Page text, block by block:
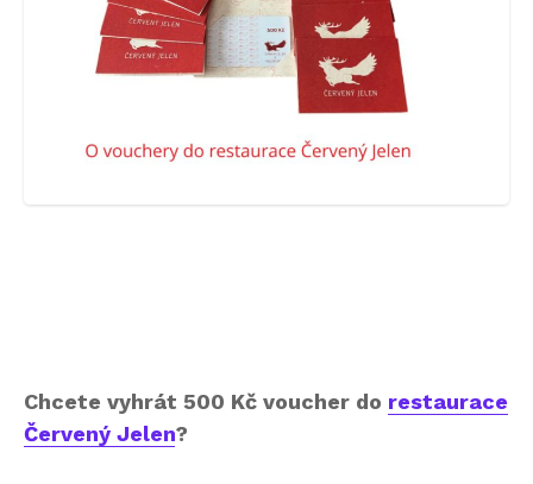
Chcete vyhrát 500 Kč voucher do restaurace
Červený Jelen?